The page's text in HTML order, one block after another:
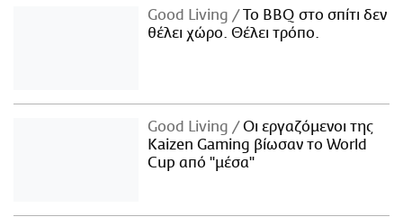
Good Living
Το BBQ στο σπίτι δεν
θέλει χώρο. Θέλει τρόπο.
Good Living
Οι εργαζόμενοι της
Kaizen Gaming βίωσαν το World
Cup από "μέσα"